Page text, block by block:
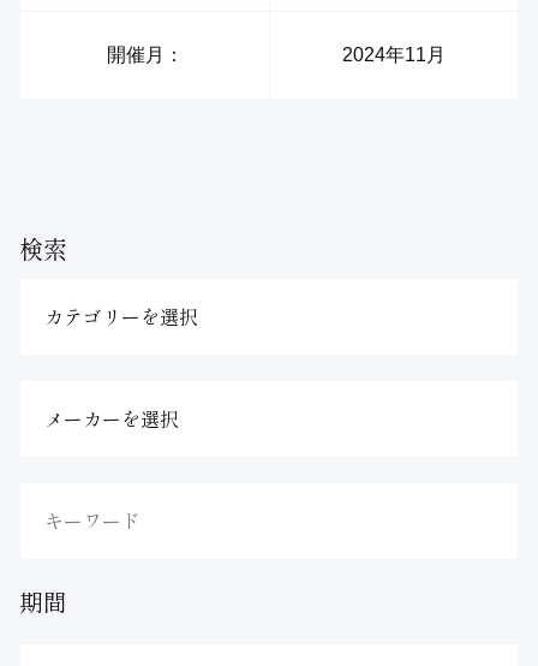
検索
期間
開催月： 2024年11月